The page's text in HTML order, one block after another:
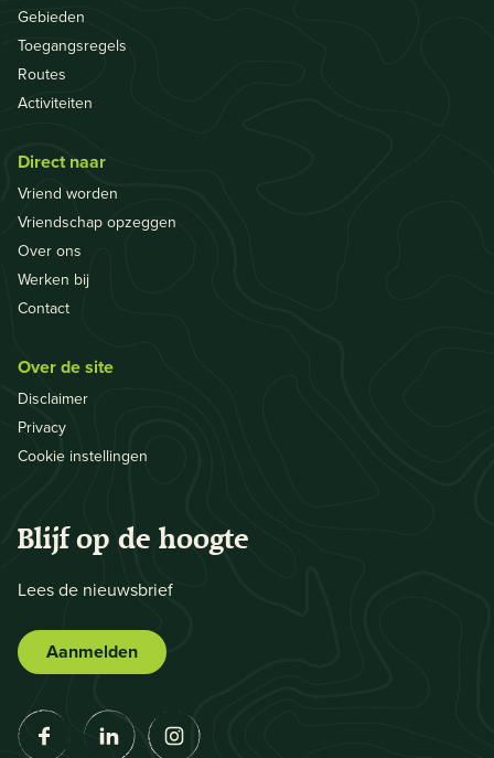
Gebieden
Toegangsregels
Routes
Activiteiten
Direct naar
Vriend worden
Vriendschap opzeggen
Over ons
Werken bij
Contact
Over de site
Disclaimer
Privacy
Cookie instellingen
Blijf op de hoogte
Lees de nieuwsbrief
Aanmelden